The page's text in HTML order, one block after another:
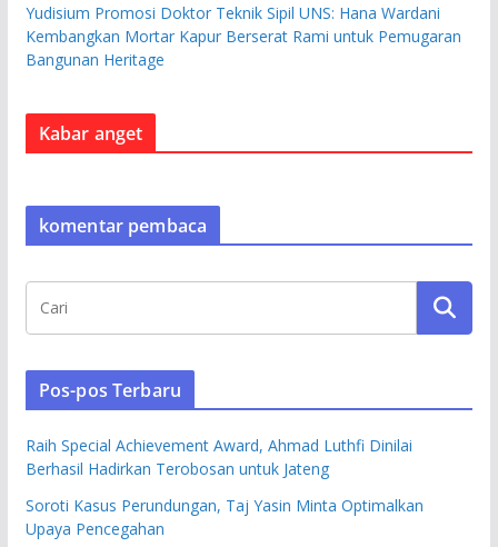
Yudisium Promosi Doktor Teknik Sipil UNS: Hana Wardani
Kembangkan Mortar Kapur Berserat Rami untuk Pemugaran
Bangunan Heritage
Kabar anget
komentar pembaca
Pos-pos Terbaru
Raih Special Achievement Award, Ahmad Luthfi Dinilai
Berhasil Hadirkan Terobosan untuk Jateng
Soroti Kasus Perundungan, Taj Yasin Minta Optimalkan
Upaya Pencegahan